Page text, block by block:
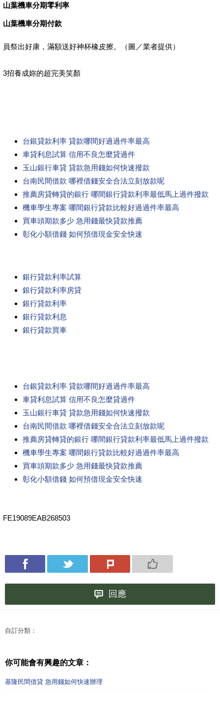
山葉機車分期零利率
山葉機車分期付款
員祭出好康，滿額送好神杯橡皮擦。（圖／業者提供）
3招養成妳的超完美笑顏
台銀貸款利率 貸款哪間好過過件率最高
車貸利息試算 信用不良怎麼貸過件
玉山銀行車貸 貸款急用錢如何快速撥款
台南民間借款 哪裡借錢安全合法立刻放款呢
推薦房貸轉貸的銀行 哪間銀行貸款利率最低馬上過件撥款
機車學生專案 哪間銀行貸款比較好過過件率最高
買車頭期款多少 急用錢最快貸款推薦
彰化小額借錢 如何預借現金安全快速
銀行貸款利率試算
銀行貸款利率房貸
銀行貸款利率
銀行貸款利息
銀行貸款買車
台銀貸款利率 貸款哪間好過過件率最高
車貸利息試算 信用不良怎麼貸過件
玉山銀行車貸 貸款急用錢如何快速撥款
台南民間借款 哪裡借錢安全合法立刻放款呢
推薦房貸轉貸的銀行 哪間銀行貸款利率最低馬上過件撥款
機車學生專案 哪間銀行貸款比較好過過件率最高
買車頭期款多少 急用錢最快貸款推薦
彰化小額借錢 如何預借現金安全快速
FE19089EAB268503
回應
自訂分類：
你可能會有興趣的文章：
基隆民間借貸 急用錢如何快速辦理